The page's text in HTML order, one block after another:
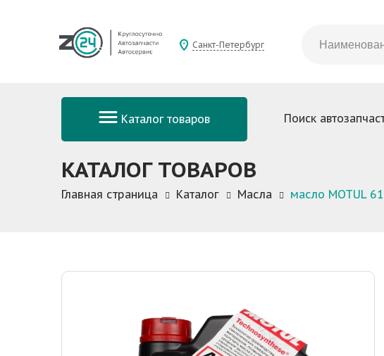
Санкт-Петербург
Каталог товаров Поиск
КАТАЛОГ ТОВАРОВ
Главная страница Каталог Масла масло MOTUL